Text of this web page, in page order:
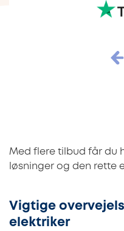
Med flere tilbud får du
løsninger og den rette
Vigtige
elektriker